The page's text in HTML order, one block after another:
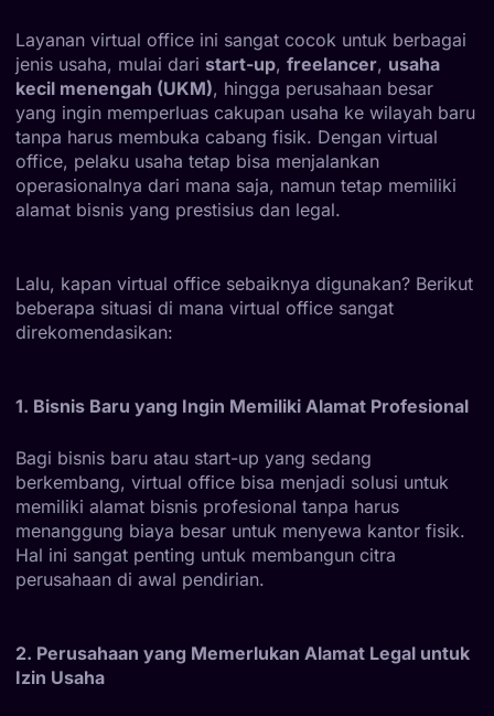
Layanan virtual office ini sangat cocok untuk berbagai
jenis usaha, mulai dari start-up, freelancer, usaha
kecil menengah (UKM), hingga perusahaan besar
yang ingin memperluas cakupan usaha ke wilayah baru
tanpa harus membuka cabang fisik. Dengan virtual
office, pelaku usaha tetap bisa menjalankan
operasionalnya dari mana saja, namun tetap memiliki
alamat bisnis yang prestisius dan legal.
Lalu, kapan virtual office sebaiknya digunakan? Berikut
beberapa situasi di mana virtual office sangat
direkomendasikan:
1. Bisnis Baru yang Ingin Memiliki Alamat Profesional
Bagi bisnis baru atau start-up yang sedang
berkembang, virtual office bisa menjadi solusi untuk
memiliki alamat bisnis profesional tanpa harus
menanggung biaya besar untuk menyewa kantor fisik.
Hal ini sangat penting untuk membangun citra
perusahaan di awal pendirian.
2. Perusahaan yang Memerlukan Alamat Legal untuk
Izin Usaha